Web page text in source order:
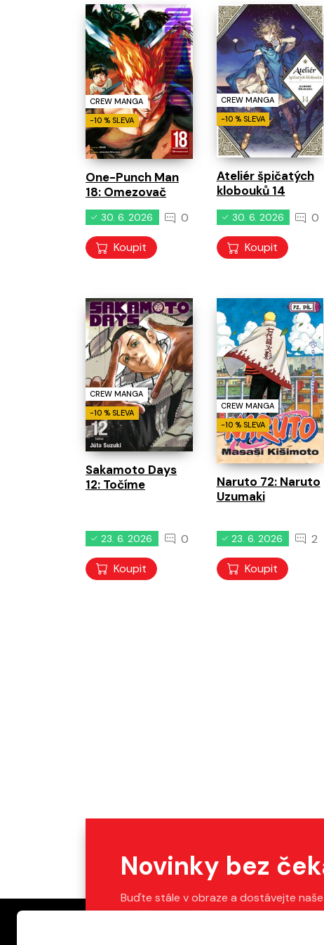
CREW MANGA
-10 % SLEVA
One-Punch Man
18: Omezovač
30. 6. 2026
0
Koupit
CREW MANGA
-10 % SLEVA
Ateliér špičatých
klobouků 14
30. 6. 2026
0
Koupit
CREW MANGA
-10 % SLEVA
Sakamoto Days
12: Točíme
23. 6. 2026
0
Koupit
CREW MANGA
-10 % SLEVA
Naruto 72: Naruto
Uzumaki
23. 6. 2026
2
Koupit
Novinky bez
Buďte stále v obraze a dostávejte
Stačí vyplnit váš e-mail.